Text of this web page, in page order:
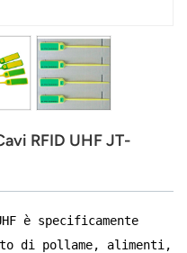
บไทย
RFID UHF JT-
è specificamente
di pollame, alimenti,